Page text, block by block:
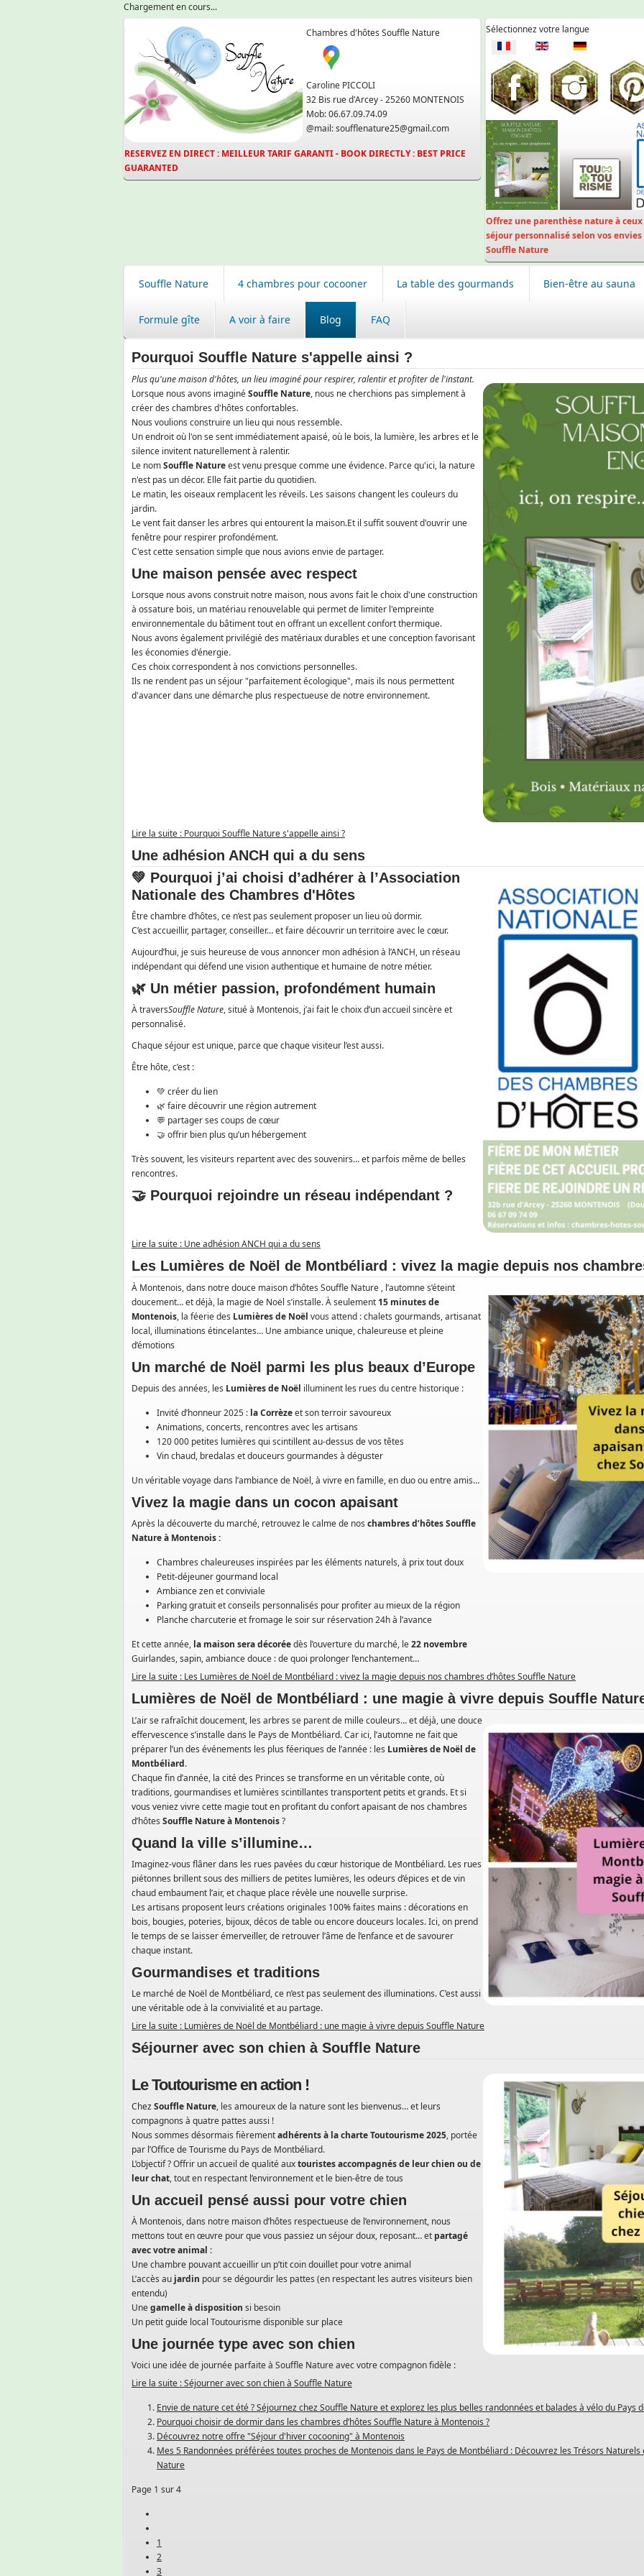
Chargement en cours...
Chambres d'hôtes Souffle Nature
Caroline PICCOLI
32 Bis rue d'Arcey - 25260 MONTENOIS
Mob: 06.67.09.74.09
@mail: soufflenature25@gmail.com
RESERVEZ EN DIRECT : MEILLEUR TARIF GARANTI - BOOK DIRECTLY : BEST PRICE
GUARANTED
Sélectionnez votre langue
Offrez une parenthèse nature à
séjour personnalisé selon vos
Souffle Nature
Souffle Nature 4 chambres pour cocooner La table des gourmands Bien-être au sauna
Formule gîte A voir à faire Blog FAQ
Pourquoi Souffle Nature s'appelle ainsi ?
Plus qu'une maison d'hôtes, un lieu imaginé pour respirer, ralentir et profiter de l'instant.
Lorsque nous avons imaginéSouffle Nature, nous ne cherchions pas simplement à
créer des chambres d'hôtes confortables.
Nous voulions construire un lieu qui nous ressemble.
Un endroit où l'on se sent immédiatement apaisé, où le bois, la lumière, les arbres et le
silence invitent naturellement à ralentir.
Le nomSouffle Natureest venu presque comme une évidence. Parce qu'ici, la nature
n'est pas un décor. Elle fait partie du quotidien.
Le matin, les oiseaux remplacent les réveils. Les saisons changent les couleurs du
jardin.
Le vent fait danser les arbres qui entourent la maison.Et il suffit souvent d'ouvrir une
fenêtre pour respirer profondément.
C'est cette sensation simple que nous avions envie de partager.
Une maison pensée avec respect
Lorsque nous avons construit notre maison, nous avons fait le choix d'une construction
à ossature bois, un matériau renouvelable qui permet de limiter l'empreinte
environnementale du bâtiment tout en offrant un excellent confort thermique.
Nous avons également privilégié des matériaux durables et une conception favorisant
les économies d'énergie.
Ces choix correspondent à nos convictions personnelles.
Ils ne rendent pas un séjour "parfaitement écologique", mais ils nous permettent
d'avancer dans une démarche plus respectueuse de notre environnement.
Lire la suite : Pourquoi Souffle Nature s'appelle ainsi ?
Une adhésion ANCH qui a du sens
💚 Pourquoi j’ai choisi d’adhérer à l’Association
Nationale des Chambres d'Hôtes
Être chambre d’hôtes, ce n’est pas seulement proposer un lieu où dormir.
C’est accueillir, partager, conseiller… et faire découvrir un territoire avec le cœur.
Aujourd’hui, je suis heureuse de vous annoncer mon adhésion à l’ANCH, un réseau
indépendant qui défend une vision authentique et humaine de notre métier.
🌿 Un métier passion, profondément humain
À traversSouffle Nature, situé à Montenois, j’ai fait le choix d’un accueil sincère et
personnalisé.
Chaque séjour est unique, parce que chaque visiteur l’est aussi.
Être hôte, c’est :
💚 créer du lien
🌿 faire découvrir une région autrement
💬 partager ses coups de cœur
🤝 offrir bien plus qu’un hébergement
Très souvent, les visiteurs repartent avec des souvenirs… et parfois même de belles
rencontres.
🤝 Pourquoi rejoindre un réseau indépendant ?
Lire la suite : Une adhésion ANCH qui a du sens
Les Lumières de Noël de Montbéliard : vivez la magie depuis nos
À Montenois, dans notre douce maison d’hôtes Souffle Nature , l’automne s’éteint
doucement… et déjà, la magie de Noël s’installe. À seulement 15 minutes de
Montenois, la féerie des Lumières de Noël vous attend : chalets gourmands, artisanat
local, illuminations étincelantes… Une ambiance unique, chaleureuse et pleine
d’émotions
Un marché de Noël parmi les plus beaux d’Europe
Depuis des années, les Lumières de Noël illuminent les rues du centre historique :
Invité d’honneur 2025 : la Corrèzeet son terroir savoureux
Animations, concerts, rencontres avec les artisans
120 000 petites lumières qui scintillent au-dessus de vos têtes
Vin chaud, bredalas et douceurs gourmandes à déguster
Un véritable voyage dans l’ambiance de Noël, à vivre en famille, en duo ou entre amis…
Vivez la magie dans un cocon apaisant
Après la découverte du marché, retrouvez le calme de nos chambres d’hôtes Souffle
Natureà Montenois :
Chambres chaleureuses inspirées par les éléments naturels, à prix tout doux
Petit-déjeuner gourmand local
Ambiance zen et conviviale
Parking gratuit et conseils personnalisés pour profiter au mieux de la région
Planche charcuterie et fromage le soir sur réservation 24h à l’avance
Et cette année, la maison sera décoréedès l’ouverture du marché, le22 novembre
Guirlandes, sapin, ambiance douce : de quoi prolonger l’enchantement…
Lire la suite : Les Lumières de Noël de Montbéliard : vivez la magie depuis nos chambres d’hôtes Souffle Nature
Lumières de Noël de Montbéliard : une magie à vivre depuis Souffle
L’air se rafraîchit doucement, les arbres se parent de mille couleurs… et déjà, une douce
effervescence s’installe dans le Pays de Montbéliard. Car ici, l’automne ne fait que
préparer l’un des événements les plus féeriques de l’année : les Lumières de Noël de
Montbéliard.
Chaque fin d’année, la cité des Princes se transforme en un véritable conte, où
traditions, gourmandises et lumières scintillantes transportent petits et grands. Et si
vous veniez vivre cette magie tout en profitant du confort apaisant de nos chambres
d’hôtes Souffle Nature à Montenois?
Quand la ville s’illumine…
Imaginez-vous flâner dans les rues pavées du cœur historique de Montbéliard. Les rues
piétonnes brillent sous des milliers de petites lumières, les odeurs d’épices et de vin
chaud embaument l’air, et chaque place révèle une nouvelle surprise.
Les artisans proposent leurs créations originales 100% faites mains : décorations en
bois, bougies, poteries, bijoux, décos de table ou encore douceurs locales. Ici, on prend
le temps de se laisser émerveiller, de retrouver l’âme de l’enfance et de savourer
chaque instant.
Gourmandises et traditions
Le marché de Noël de Montbéliard, ce n’est pas seulement des illuminations. C’est aussi
une véritable ode à la convivialité et au partage.
Lire la suite : Lumières de Noël de Montbéliard : une magie à vivre depuis Souffle Nature
Séjourner avec son chien à Souffle Nature
Le Toutourisme en action !
ChezSouffle Nature, les amoureux de la nature sont les bienvenus… et leurs
compagnons à quatre pattes aussi !
Nous sommes désormais fièrementadhérents à la charte Toutourisme 2025, portée
par l’Office de Tourisme du Pays de Montbéliard.
L’objectif ? Offrir un accueil de qualité auxtouristes accompagnés de leur chien ou de
leur chat, tout en respectant l’environnement et le bien-être de tous
Un accueil pensé aussi pour votre chien
À Montenois, dans notre maison d’hôtes respectueuse de l’environnement, nous
mettons tout en œuvre pour que vous passiez un séjour doux, reposant… et partagé
avec votre animal :
Une chambre pouvant accueillir un p’tit coin douillet pour votre animal
L’accès au jardin pour se dégourdir les pattes (en respectant les autres visiteurs bien
entendu)
Unegamelle à disposition si besoin
Un petit guide local Toutourisme disponible sur place
Une journée type avec son chien
Voici une idée de journée parfaite à Souffle Nature avec votre compagnon fidèle :
Lire la suite : Séjourner avec son chien à Souffle Nature
Envie de nature cet été ? Séjournez chez Souffle Nature et explorez les plus belles randonnées et balades à vélo du Pays
Pourquoi choisir de dormir dans les chambres d’hôtes Souffle Nature à Montenois ?
Découvrez notre offre "Séjour d'hiver cocooning" à Montenois
Mes 5 Randonnées préférées toutes proches de Montenois dans le Pays de Montbéliard : Découvrez les Trésors
Nature
Page 1 sur 4
1
2
3